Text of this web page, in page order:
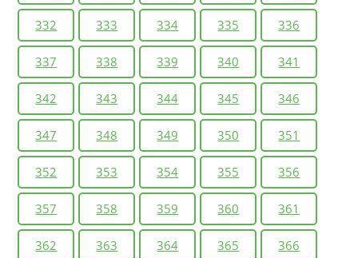
332 333 334 335 336
337 338 339 340 341
342 343 344 345 346
347 348 349 350 351
352 353 354 355 356
357 358 359 360 361
362 363 364 365 366